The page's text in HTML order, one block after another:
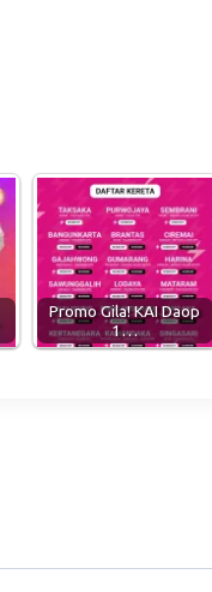
Promo Gila! KAI Daop
1…